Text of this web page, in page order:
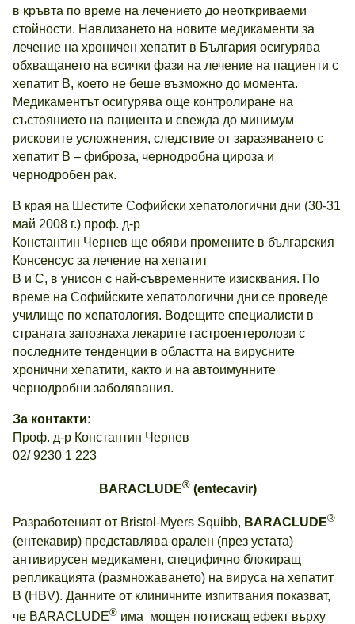
в кръвта по време на лечението до неоткриваеми
стойности. Навлизането на новите медикаменти за
лечение на хроничен хепатит в България осигурява
обхващането на всички фази на лечение на пациенти с
хепатит В, което не беше възможно до момента.
Медикаментът осигурява още контролиране на
състоянието на пациента и свежда до минимум
рисковите усложнения, следствие от заразяването с
хепатит В – фиброза, чернодробна цироза и
чернодробен рак.
В края на Шестите Софийски хепатологични дни (30-31
май 2008 г.) проф. д-р
Константин Чернев ще обяви промените в българския
Консенсус за лечение на хепатит
В и С, в унисон с най-съвременните изисквания. По
време на Софийските хепатологични дни се проведе
училище по хепатология. Водещите специалисти в
страната запознаха лекарите гастроентеролози с
последните тенденции в областта на вирусните
хронични хепатити, както и на автоимунните
чернодробни заболявания.
За контакти:
Проф. д-р Константин Чернев
02/ 9230 1 223
BARACLUDE® (entecavir)
Разработеният от Bristol-Myers Squibb, BARACLUDE®
(ентекавир) представлява орален (през устата)
антивирусен медикамент, специфично блокиращ
репликацията (размножаването) на вируса на хепатит
В (HBV). Данните от клиничните изпитвания показват,
че BARACLUDE® има мощен потискащ ефект върху